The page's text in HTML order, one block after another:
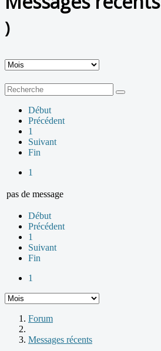
)
Début
Précédent
1
Suivant
Fin
1
pas de message
Début
Précédent
1
Suivant
Fin
1
Forum
Messages récents